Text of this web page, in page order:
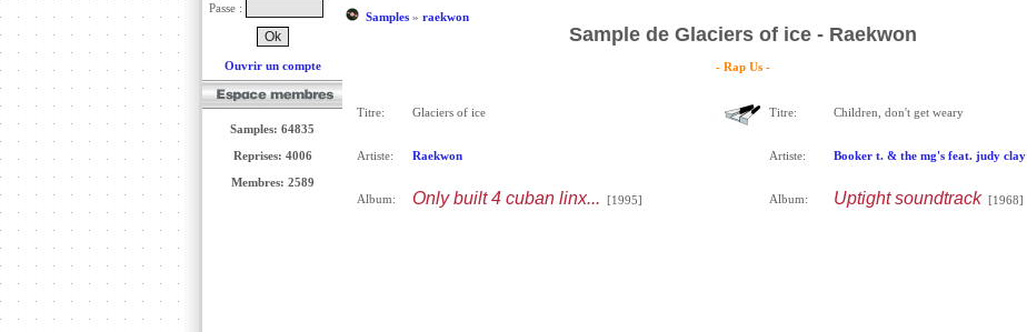
Passe :
Ouvrir un compte
Samples: 64835
Reprises: 4006
Membres: 2589
Samples» raekwon
Sample de Glaciers of ice - Raekwon
- Rap Us -
Titre: Glaciers of ice
Artiste: Raekwon
Album: Only built 4 cuban linx... [1995]
Titre: Children, don't get weary
Artiste: Booker t. & the mg's feat. judy clay
Album: Uptight soundtrack[1968]